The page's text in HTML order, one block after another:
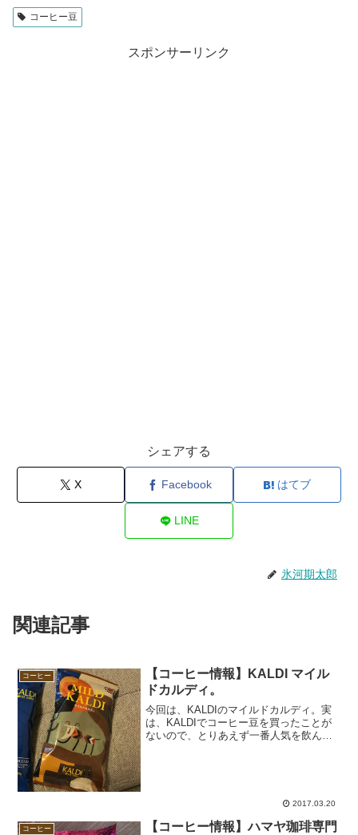
コーヒー豆
スポンサーリンク
シェアする
X Facebook はてブ
LINE
氷河期太郎
関連記事
コーヒー
【コーヒー情報】KALDI マイル
ドカルディ。
今回は、KALDIのマイルドカルディ。実
は、KALDIでコーヒー豆を買ったことが
ないので、とりあえず一番人気を飲んで
2017.03.20
コーヒー
【コーヒー情報】ハマヤ珈琲専門